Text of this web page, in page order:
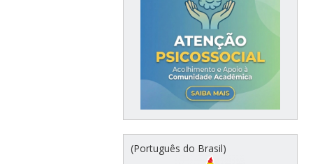
(Português do Brasil)